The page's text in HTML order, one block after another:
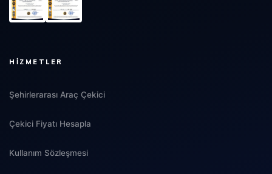
HIZMETLER
Şehirlerarası Araç Çekici
Çekici Fiyatı Hesapla
Kullanım Sözleşmesi